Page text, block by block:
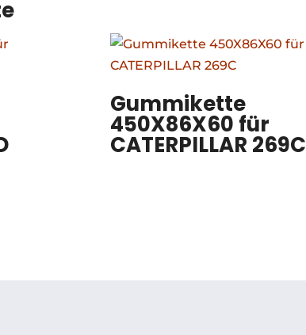
Gummikette
450X86X60 für
CATERPILLAR 269C